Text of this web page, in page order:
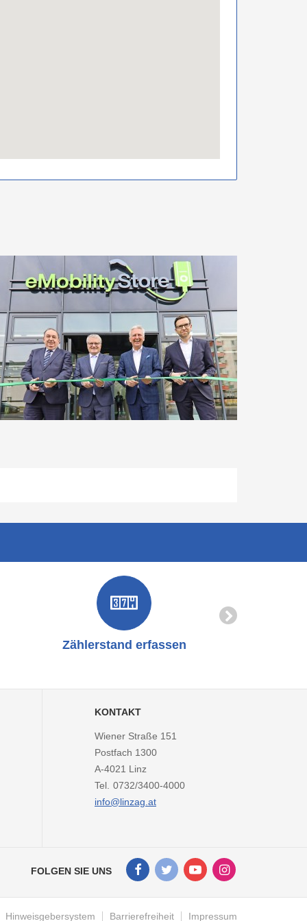
Zählerstand erfassen
KONTAKT
Wiener Straße 151
Postfach 1300
A-4021 Linz
Tel. 0732/3400-4000
info@linzag.at
FOLGEN SIE UNS
Facebook
Kanal
LINZ
AG
Twitter
Kanal
LINZ
AG
Youtube
Kanal
LINZ
AG
Instagram
Kanal
LINZ
AG
Hinweisgebersystem Barrierefreiheit Impressum